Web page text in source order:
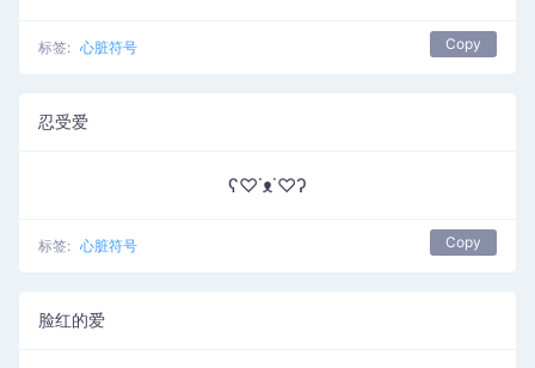
标签: 心脏符号 Copy
忍受爱
ʕ♡˙ᴥ˙♡ʔ
标签: 心脏符号 Copy
脸红的爱